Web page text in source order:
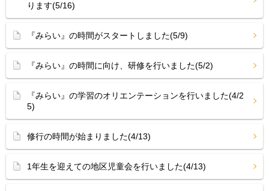
ります(5/16)
『みらい』の時間がスタートしました(5/9)
『みらい』の時間に向け、研修を行いました(5/2)
『みらい』の学習のオリエンテーションを行いました(4/2
5)
修行の時間が始まりました(4/13)
1年生を迎えての地区児童会を行いました(4/13)